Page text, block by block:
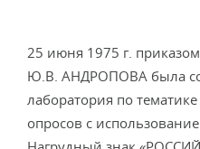
25 июня 1975 г.
Ю.В. АНДРОПОВА была
лаборатория по
опросов с